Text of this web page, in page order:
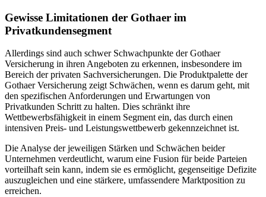
Gewisse Limitationen der Gothaer im
Privatkundensegment
Allerdings sind auch schwer Schwachpunkte der Gothaer
Versicherung in ihren Angeboten zu erkennen, insbesondere im
Bereich der privaten Sachversicherungen. Die Produktpalette der
Gothaer Versicherung zeigt Schwächen, wenn es darum geht, mit
den spezifischen Anforderungen und Erwartungen von
Privatkunden Schritt zu halten. Dies schränkt ihre
Wettbewerbsfähigkeit in einem Segment ein, das durch einen
intensiven Preis- und Leistungswettbewerb gekennzeichnet ist.
Die Analyse der jeweiligen Stärken und Schwächen beider
Unternehmen verdeutlicht, warum eine Fusion für beide Parteien
vorteilhaft sein kann, indem sie es ermöglicht, gegenseitige Defizite
auszugleichen und eine stärkere, umfassendere Marktposition zu
erreichen.